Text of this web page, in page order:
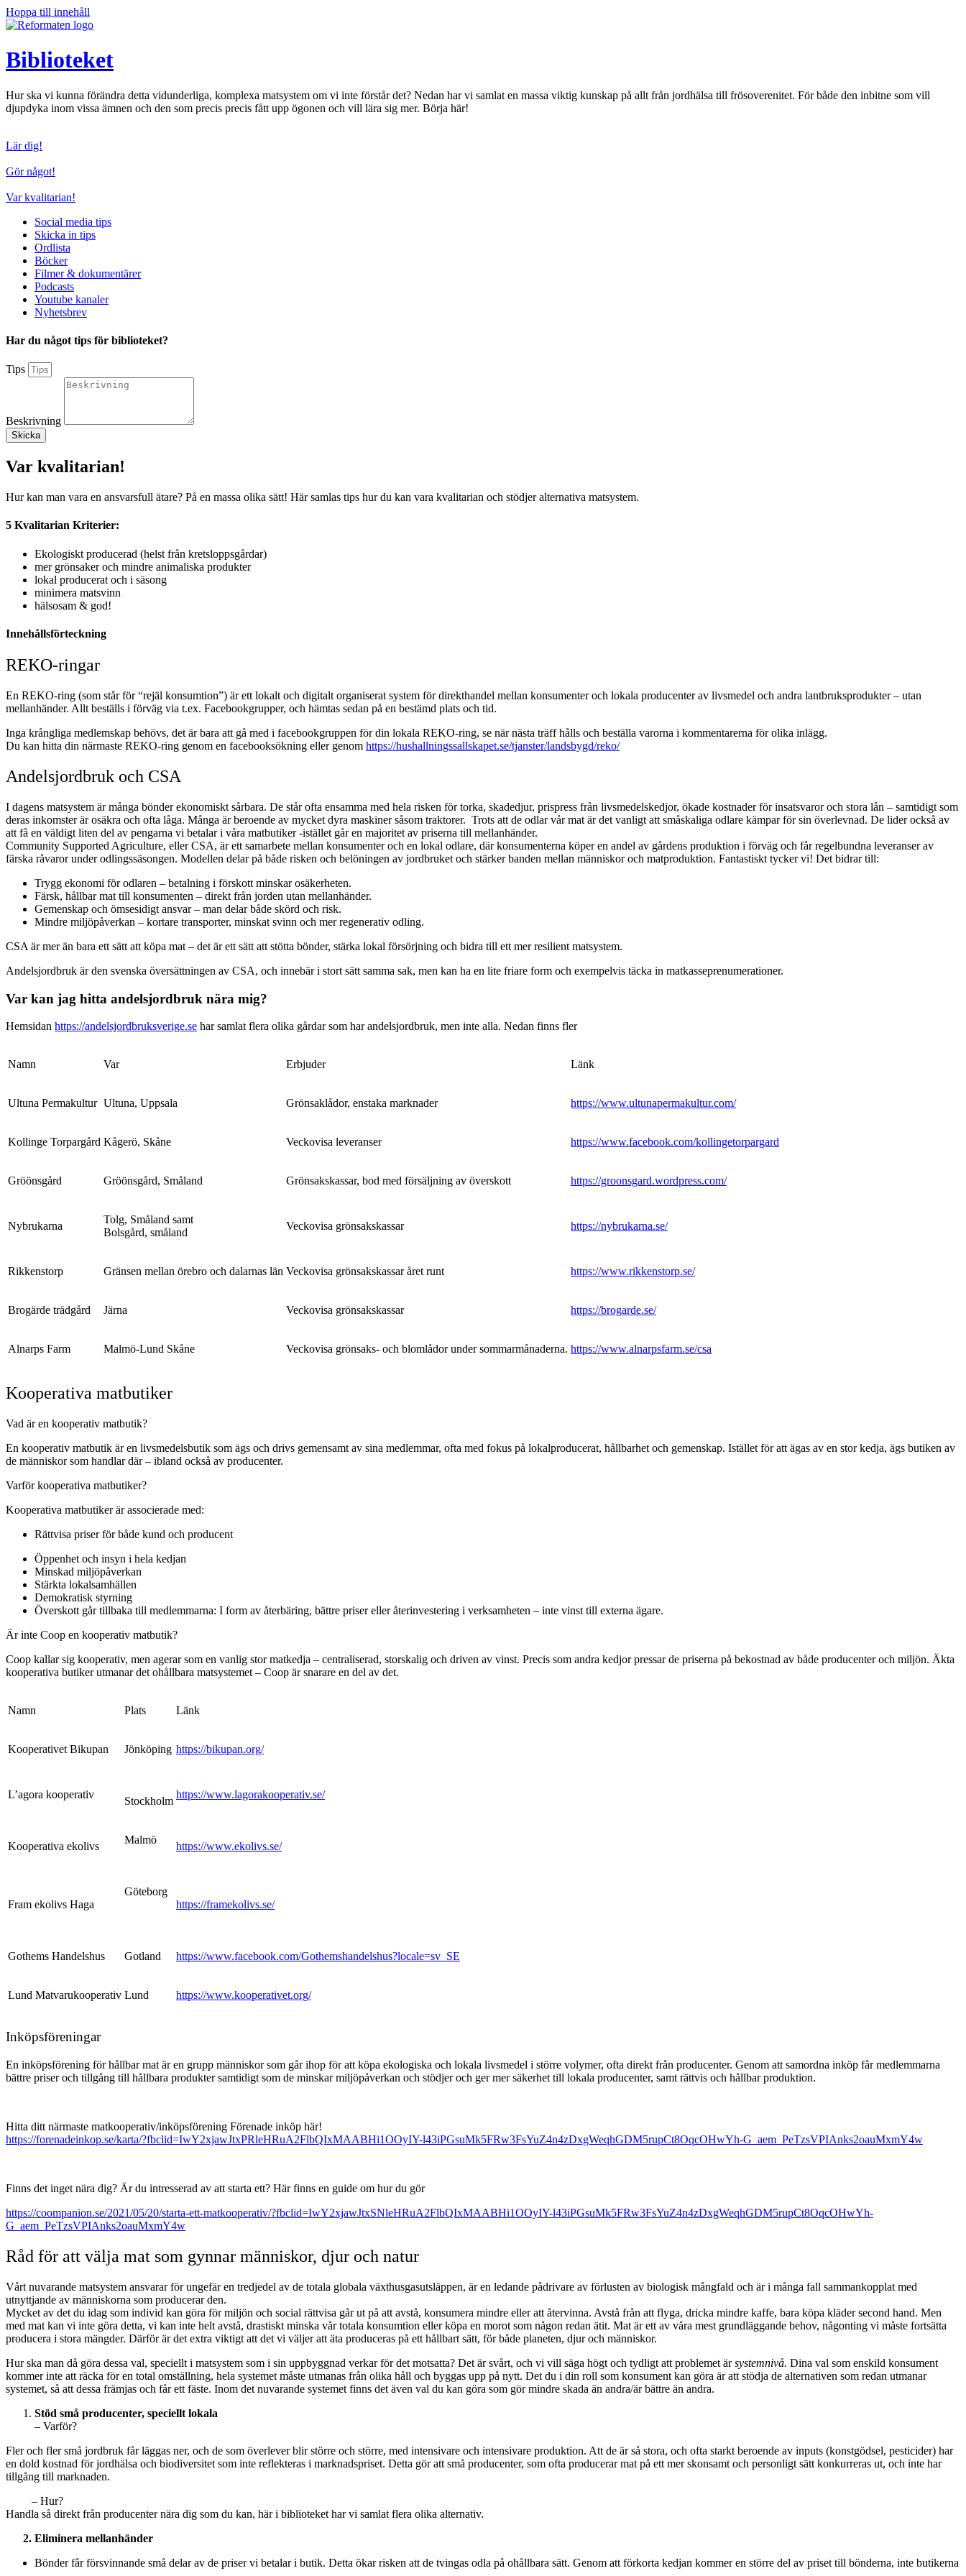
Hoppa till innehåll
Biblioteket
Hur ska vi kunna förändra detta vidunderliga, komplexa matsystem om vi inte förstår det? Nedan har vi samlat en massa viktig kunskap på allt från jordhälsa till frösoverenitet. För både den inbitne som vill
djupdyka inom vissa ämnen och den som precis precis fått upp ögonen och vill lära sig mer. Börja här!
Lär dig!
Gör något!
Var kvalitarian!
Social media tips
Skicka in tips
Ordlista
Böcker
Filmer & dokumentärer
Podcasts
Youtube kanaler
Nyhetsbrev
Har du något tips för biblioteket?
Tips
Beskrivning
Skicka
Var kvalitarian!
Hur kan man vara en ansvarsfull ätare? På en massa olika sätt! Här samlas tips hur du kan vara kvalitarian och stödjer alternativa matsystem.
5 Kvalitarian Kriterier:
Ekologiskt producerad (helst från kretsloppsgårdar)
mer grönsaker och mindre animaliska produkter
lokal producerat och i säsong
minimera matsvinn
hälsosam & god!
Innehållsförteckning
REKO-ringar
En REKO-ring (som står för “rejäl konsumtion”) är ett lokalt och digitalt organiserat system för direkthandel mellan konsumenter och lokala producenter av livsmedel och andra lantbruksprodukter – utan
mellanhänder. Allt beställs i förväg via t.ex. Facebookgrupper, och hämtas sedan på en bestämd plats och tid.
Inga krångliga medlemskap behövs, det är bara att gå med i facebookgruppen för din lokala REKO-ring, se när nästa träff hålls och beställa varorna i kommentarerna för olika inlägg.
Du kan hitta din närmaste REKO-ring genom en facebooksökning eller genom https://hushallningssallskapet.se/tjanster/landsbygd/reko/
Andelsjordbruk och CSA
I dagens matsystem är många bönder ekonomiskt sårbara. De står ofta ensamma med hela risken för torka, skadedjur, prispress från livsmedelskedjor, ökade kostnader för insatsvaror och stora lån – samtidigt som
deras inkomster är osäkra och ofta låga. Många är beroende av mycket dyra maskiner såsom traktorer. Trots att de odlar vår mat är det vanligt att småskaliga odlare kämpar för sin överlevnad. De lider också av
att få en väldigt liten del av pengarna vi betalar i våra matbutiker -istället går en majoritet av priserna till mellanhänder.
Community Supported Agriculture, eller CSA, är ett samarbete mellan konsumenter och en lokal odlare, där konsumenterna köper en andel av gårdens produktion i förväg och får regelbundna leveranser av
färska råvaror under odlingssäsongen. Modellen delar på både risken och belöningen av jordbruket och stärker banden mellan människor och matproduktion. Fantastiskt tycker vi! Det bidrar till:
Trygg ekonomi för odlaren – betalning i förskott minskar osäkerheten.
Färsk, hållbar mat till konsumenten – direkt från jorden utan mellanhänder.
Gemenskap och ömsesidigt ansvar – man delar både skörd och risk.
Mindre miljöpåverkan – kortare transporter, minskat svinn och mer regenerativ odling.
CSA är mer än bara ett sätt att köpa mat – det är ett sätt att stötta bönder, stärka lokal försörjning och bidra till ett mer resilient matsystem.
Andelsjordbruk är den svenska översättningen av CSA, och innebär i stort sätt samma sak, men kan ha en lite friare form och exempelvis täcka in matkasseprenumerationer.
Var kan jag hitta andelsjordbruk nära mig?
Hemsidan https://andelsjordbruksverige.se har samlat flera olika gårdar som har andelsjordbruk, men inte alla. Nedan finns fler
Namn Var Erbjuder Länk
Ultuna Permakultur Ultuna, Uppsala Grönsaklådor, enstaka marknader https://www.ultunapermakultur.com/
Kollinge Torpargård Kågerö, Skåne Veckovisa leveranser https://www.facebook.com/kollingetorpargard
Gröönsgård Gröönsgård, Småland Grönsakskassar, bod med försäljning av överskott https://groonsgard.wordpress.com/
Nybrukarna
Tolg, Småland samt
Bolsgård, småland
Veckovisa grönsakskassar https://nybrukarna.se/
Rikkenstorp Gränsen mellan örebro och dalarnas län Veckovisa grönsakskassar året runt https://www.rikkenstorp.se/
Brogärde trädgård Järna Veckovisa grönsakskassar https://brogarde.se/
Alnarps Farm Malmö-Lund Skåne Veckovisa grönsaks- och blomlådor under sommarmånaderna. https://www.alnarpsfarm.se/csa
Kooperativa matbutiker
Vad är en kooperativ matbutik?
En kooperativ matbutik är en livsmedelsbutik som ägs och drivs gemensamt av sina medlemmar, ofta med fokus på lokalproducerat, hållbarhet och gemenskap. Istället för att ägas av en stor kedja, ägs butiken av
de människor som handlar där – ibland också av producenter.
Varför kooperativa matbutiker?
Kooperativa matbutiker är associerade med:
Rättvisa priser för både kund och producent
Öppenhet och insyn i hela kedjan
Minskad miljöpåverkan
Stärkta lokalsamhällen
Demokratisk styrning
Överskott går tillbaka till medlemmarna: I form av återbäring, bättre priser eller återinvestering i verksamheten – inte vinst till externa ägare.
Är inte Coop en kooperativ matbutik?
Coop kallar sig kooperativ, men agerar som en vanlig stor matkedja – centraliserad, storskalig och driven av vinst. Precis som andra kedjor pressar de priserna på bekostnad av både producenter och miljön. Äkta
kooperativa butiker utmanar det ohållbara matsystemet – Coop är snarare en del av det.
Namn Plats Länk
Kooperativet Bikupan Jönköping https://bikupan.org/
L’agora kooperativ
Stockholm
https://www.lagorakooperativ.se/
Kooperativa ekolivs
Malmö
https://www.ekolivs.se/
Fram ekolivs Haga
Göteborg
https://framekolivs.se/
Gothems Handelshus Gotland https://www.facebook.com/Gothemshandelshus?locale=sv_SE
Lund Matvarukooperativ Lund https://www.kooperativet.org/
Inköpsföreningar
En inköpsförening för hållbar mat är en grupp människor som går ihop för att köpa ekologiska och lokala livsmedel i större volymer, ofta direkt från producenter. Genom att samordna inköp får medlemmarna
bättre priser och tillgång till hållbara produkter samtidigt som de minskar miljöpåverkan och stödjer och ger mer säkerhet till lokala producenter, samt rättvis och hållbar produktion.
Hitta ditt närmaste matkooperativ/inköpsförening Förenade inköp här!
https://forenadeinkop.se/karta/?fbclid=IwY2xjawJtxPRleHRuA2FlbQIxMAABHi1OOyIY-l43iPGsuMk5FRw3FsYuZ4n4zDxgWeqhGDM5rupCt8OqcOHwYh-G_aem_PeTzsVPIAnks2oauMxmY4w
Finns det inget nära dig? Är du intresserad av att starta ett? Här finns en guide om hur du gör
https://coompanion.se/2021/05/20/starta-ett-matkooperativ/?fbclid=IwY2xjawJtxSNleHRuA2FlbQIxMAABHi1OOyIY-l43iPGsuMk5FRw3FsYuZ4n4zDxgWeqhGDM5rupCt8OqcOHwYh-
G_aem_PeTzsVPIAnks2oauMxmY4w
Råd för att välja mat som gynnar människor, djur och natur
Vårt nuvarande matsystem ansvarar för ungefär en tredjedel av de totala globala växthusgasutsläppen, är en ledande pådrivare av förlusten av biologisk mångfald och är i många fall sammankopplat med
utnyttjande av människorna som producerar den.
Mycket av det du idag som individ kan göra för miljön och social rättvisa går ut på att avstå, konsumera mindre eller att återvinna. Avstå från att flyga, dricka mindre kaffe, bara köpa kläder second hand. Men
med mat kan vi inte göra detta, vi kan inte helt avstå, drastiskt minska vår totala konsumtion eller köpa en morot som någon redan ätit. Mat är ett av våra mest grundläggande behov, någonting vi måste fortsätta
producera i stora mängder. Därför är det extra viktigt att det vi väljer att äta produceras på ett hållbart sätt, för både planeten, djur och människor.
Hur ska man då göra dessa val, speciellt i matsystem som i sin uppbyggnad verkar för det motsatta? Det är svårt, och vi vill säga högt och tydligt att problemet ärsystemnivå. Dina val som enskild konsument
kommer inte att räcka för en total omställning, hela systemet måste utmanas från olika håll och byggas upp på nytt. Det du i din roll som konsument kan göra är att stödja de alternativen som redan utmanar
systemet, så att dessa främjas och får ett fäste. Inom det nuvarande systemet finns det även val du kan göra som gör mindre skada än andra/är bättre än andra.
Stöd små producenter, speciellt lokala
– Varför?
Fler och fler små jordbruk får läggas ner, och de som överlever blir större och större, med intensivare och intensivare produktion. Att de är så stora, och ofta starkt beroende av inputs (konstgödsel, pesticider) har
en dold kostnad för jordhälsa och biodiversitet som inte reflekteras i marknadspriset. Detta gör att små producenter, som ofta producerar mat på ett mer skonsamt och personligt sätt konkurreras ut, och inte har
tillgång till marknaden.
– Hur?
Handla så direkt från producenter nära dig som du kan, här i biblioteket har vi samlat flera olika alternativ.
2. Eliminera mellanhänder
Bönder får försvinnande små delar av de priser vi betalar i butik. Detta ökar risken att de tvingas odla på ohållbara sätt. Genom att förkorta kedjan kommer en större del av priset till bönderna, inte butikerna